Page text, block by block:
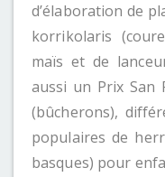
d’élaboration de
korrikolaris
maïs et de
aussi un Prix San
(bûcherons),
populaires de
basques) pour